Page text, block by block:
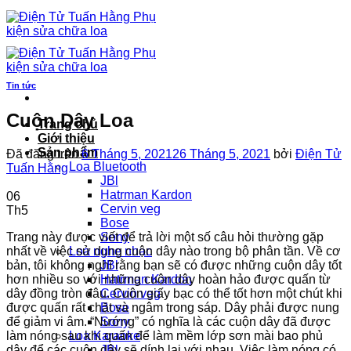
Chuyển
đến
nội
dung
Trang chủ
Giới thiệu
Sản phẩm
Loa Bluetooth
JBl
Hatrman Kardon
Cervin veg
Bose
Sony
Loa nghe nhạc
JBl
Hatrman Kardon
Cervin veg
Bose
Sony
Loa Karaoke
Tin tức
Cuộn Dây Loa
Đã đăng trên6 Tháng 5, 202126 Tháng 5, 2021 bởi Điện Tử
Tuấn Hằng
06
Th5
Trang này được viết để trả lời một số câu hỏi thường gặp
nhất về việc sử dụng cuộn dây nào trong bộ phân tần. Về cơ
bản, tôi không nghĩ rằng bạn sẽ có được những cuộn dây tốt
hơn nhiều so với những cuộn dây hoàn hảo được quấn từ
dây đồng tròn đâu. Cuộn giấy bạc có thể tốt hơn một chút khi
được quấn rất chặt và ngâm trong sáp. Dây phải được nung
để giảm vi âm. “Nướng” có nghĩa là các cuộn dây đã được
làm nóng sau khi quấn để làm mềm lớp sơn mài bao phủ